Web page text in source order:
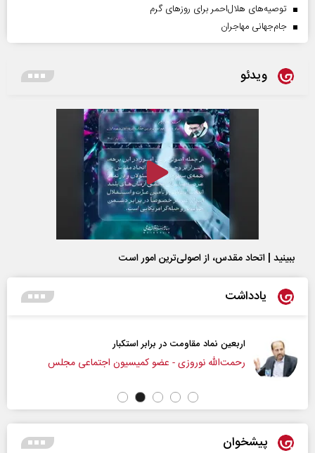
توصیه‌های هلال‌احمر برای روز‌های گرم
جام‌جهانی مهاجران
ویدئو
ببینید | اتحاد مقدس، از اصولی‌ترین امور است
یادداشت
استکبار‌
کمیسیون اجتماعی مجلس رضا سپهوند - سخنگوی
پیشخوان